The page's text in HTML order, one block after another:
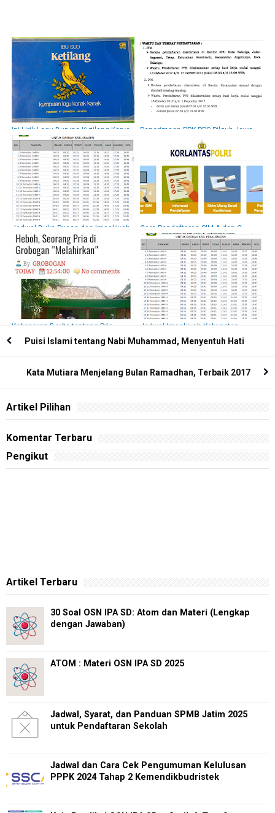
Ini Lirik Lagu Burung Kutilang Karya
Ibu Sud yang Benar
Penerimaan PPK PPS Pilgub Jawa
Jadwal Buka Puasa dan Imsakiyah
Sragen,Ramadhan 2019 1440 H
Cara Pendaftaran SIM A dan C
Online ( Buat Baru dan
Perpanjangan)
Kebenaran Berita tentang Pria
Grobogan
Jadwal Imsakiyah Kabupaten
H/ 2019 M
Puisi Islami tentang Nabi Muhammad, Menyentuh Hati
Kata Mutiara Menjelang Bulan Ramadhan, Terbaik 2017
Artikel Pilihan
Komentar Terbaru
Pengikut
Artikel Terbaru
30 Soal OSN IPA SD: Atom dan Materi (Lengkap
dengan Jawaban)
ATOM : Materi OSN IPA SD 2025
Jadwal, Syarat, dan Panduan SPMB Jatim 2025
untuk Pendaftaran Sekolah
Jadwal dan Cara Cek Pengumuman Kelulusan
PPPK 2024 Tahap 2 Kemendikbudristek